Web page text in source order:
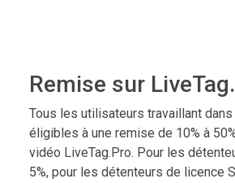
Remise sur
Tous les utilisateurs travaillant
éligibles à une remise de 10% à
vidéo LiveTag.Pro. Pour les
5%, pour les détenteurs de licence